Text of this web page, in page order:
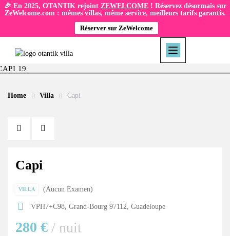
🎉 En 2025, OTANTIK rejoint ZEWELCOME! Réservez désormais sur
ZeWelcome.com : mêmes villas, même service, meilleurs tarifs garantis.
Réserver sur ZeWelcome
Home Villa Capi
Capi
VILLA Aucun Examen
VPH7+C98, Grand-Bourg 97112, Guadeloupe
280 € / nuit